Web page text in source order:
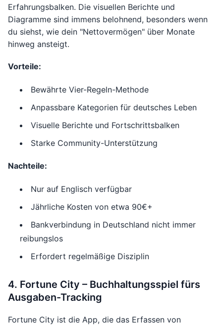
Erfahrungsbalken. Die visuellen Berichte und
Diagramme sind immens belohnend, besonders wenn
du siehst, wie dein "Nettovermögen" über Monate
hinweg ansteigt.
Vorteile:
Bewährte Vier-Regeln-Methode
Anpassbare Kategorien für deutsches Leben
Visuelle Berichte und Fortschrittsbalken
Starke Community-Unterstützung
Nachteile:
Nur auf Englisch verfügbar
Jährliche Kosten von etwa 90€+
Bankverbindung in Deutschland nicht immer
reibungslos
Erfordert regelmäßige Disziplin
4. Fortune City – Buchhaltungsspiel fürs
Ausgaben-Tracking
Fortune City ist die App, die das Erfassen von